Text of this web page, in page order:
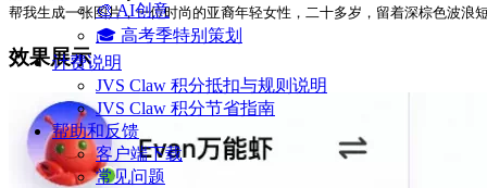
🎨 AI创意
🎓 高考季特别策划
计费说明
JVS Claw 积分抵扣与规则说明
JVS Claw 积分节省指南
帮助和反馈
客户端下载
常见问题
效果展示